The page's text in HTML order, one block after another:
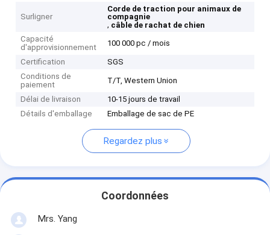
Surligner
Corde de traction pour animaux de
compagnie
, câble de rachat de chien
Capacité
d'approvisionnement
100 000 pc / mois
Certification
SGS
Conditions de
paiement
T/T, Western Union
Délai de livraison
10-15 jours de travail
Détails d'emballage
Emballage de sac de PE
Regardez plus
Coordonnées
Mrs. Yang